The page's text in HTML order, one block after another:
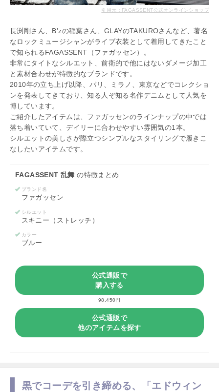
引用元：FAGASSENT公式オンラインショップ
長渕剛さん、B’zの稲葉さん、GLAYのTAKUROさんなど、著名
なロックミュージシャンがライブ衣装として着用してきたこと
で知られるFAGASSENT（ファガッセン）。
非常にタイトなシルエット、前衛的で他にはないダメージ加工
と素材合わせが特徴的なブランドです。
2010年の立ち上げ以降、パリ、ミラノ、東京などでコレクショ
ンを発表してきており、知る人ぞ知る名作デニムとして人気を
博しています。
ご紹介したアイテムは、ファガッセンのラインナップの中では
落ち着いていて、デイリーに合わせやすい雰囲気の1本。
シルエットの美しさが際立つシンプルなスタイリングで履きこ
なしたいアイテムです。
FAGASSENT 乱舞の特徴まとめ
ブランド名
ファガッセン
シルエット
スキニー（ストレッチ）
カラー
ブルー
公式通販で
購入する
98,450円
公式通販で
他のアイテムを探す
黒でコーデを引き締める、「エドウィン